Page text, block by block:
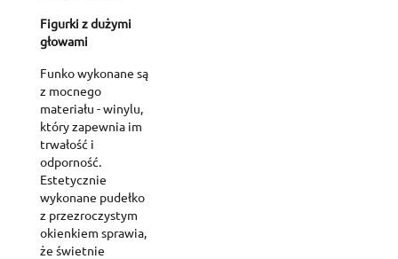
Figurki z dużymi
głowami
Funko wykonane są
z mocnego
materiału - winylu,
który zapewnia im
trwałość i
odporność.
Estetycznie
wykonane pudełko
z przezroczystym
okienkiem sprawia,
że świetnie